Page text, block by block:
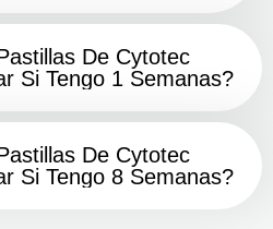
De Cytotec
Si Tengo 1 Semanas?
De Cytotec
Si Tengo 8 Semanas?